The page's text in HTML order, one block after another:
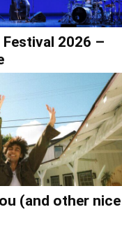
2026 –
(and other nice